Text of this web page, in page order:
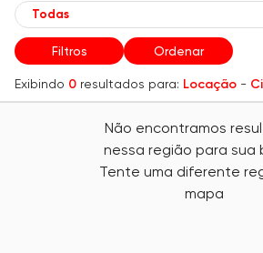
Filtros Ordenar
Exibindo 0 resultados para: Locação -
Não encontramos
nessa região para sua
Tente uma diferente
mapa